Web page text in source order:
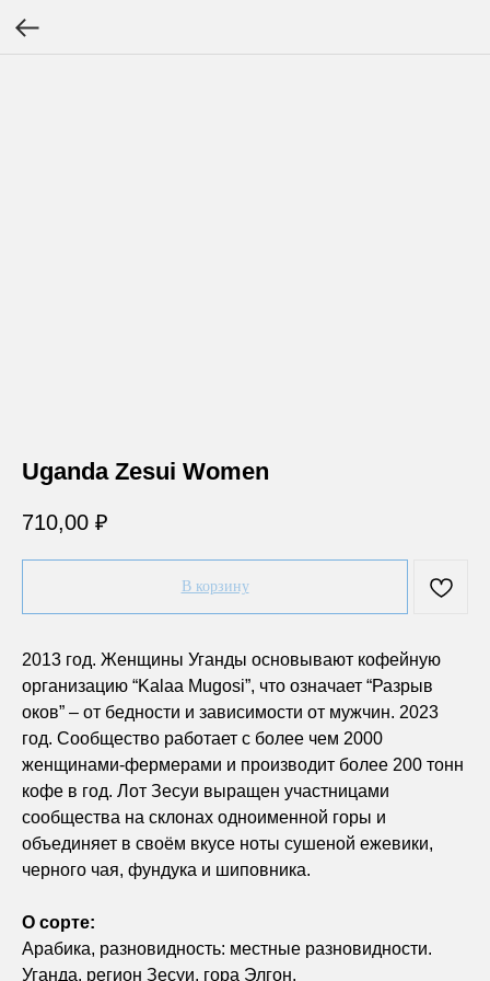
Uganda Zesui Women
710,00 ₽
В корзину
2013 год. Женщины Уганды основывают кофейную
организацию “Kalaa Mugosi”, что означает “Разрыв
оков” – от бедности и зависимости от мужчин. 2023
год. Сообщество работает с более чем 2000
женщинами-фермерами и производит более 200 тонн
кофе в год. Лот Зесуи выращен участницами
сообщества на склонах одноименной горы и
объединяет в своём вкусе ноты сушеной ежевики,
черного чая, фундука и шиповника.
О сорте:
Арабика, разновидность: местные разновидности.
Уганда, регион Зесуи, гора Элгон.